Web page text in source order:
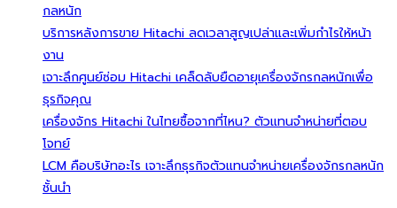
กลหนัก
บริการหลังการขาย Hitachi ลดเวลาสูญเปล่าและเพิ่มกำไรให้หน้า
งาน
เจาะลึกศูนย์ซ่อม Hitachi เคล็ดลับยืดอายุเครื่องจักรกลหนักเพื่อ
ธุรกิจคุณ
เครื่องจักร Hitachi ในไทยซื้อจากที่ไหน? ตัวแทนจำหน่ายที่ตอบ
โจทย์
LCM คือบริษัทอะไร เจาะลึกธุรกิจตัวแทนจำหน่ายเครื่องจักรกลหนัก
ชั้นนำ